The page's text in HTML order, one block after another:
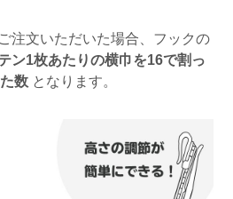
注文いただいた場合、フックの
ン1枚あたりの横巾を16で割っ
数 となります。